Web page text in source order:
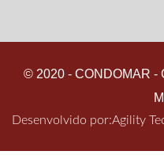
© 2020 - CONDOMAR -
Desenvolvido por:Agility